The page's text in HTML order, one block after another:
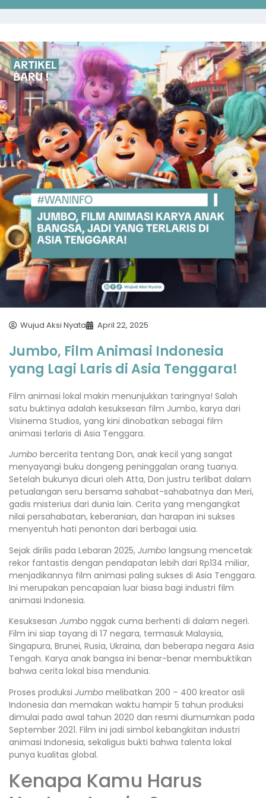
Wujud Aksi Nyata April 22, 2025
Jumbo, Film Animasi Indonesia
yang Lagi Laris di Asia Tenggara!
Film animasi lokal makin menunjukkan taringnya! Salah
satu buktinya adalah kesuksesan film Jumbo, karya dari
Visinema Studios, yang kini dinobatkan sebagai film
animasi terlaris di Asia Tenggara.
Jumbo bercerita tentang Don, anak kecil yang sangat
menyayangi buku dongeng peninggalan orang tuanya.
Setelah bukunya dicuri oleh Atta, Don justru terlibat dalam
petualangan seru bersama sahabat-sahabatnya dan Meri,
gadis misterius dari dunia lain. Cerita yang mengangkat
nilai persahabatan, keberanian, dan harapan ini sukses
menyentuh hati penonton dari berbagai usia.
Sejak dirilis pada Lebaran 2025, Jumbo langsung mencetak
rekor fantastis dengan pendapatan lebih dari Rp134 miliar,
menjadikannya film animasi paling sukses di Asia Tenggara.
Ini merupakan pencapaian luar biasa bagi industri film
animasi Indonesia.
Kesuksesan Jumbo nggak cuma berhenti di dalam negeri.
Film ini siap tayang di 17 negara, termasuk Malaysia,
Singapura, Brunei, Rusia, Ukraina, dan beberapa negara Asia
Tengah. Karya anak bangsa ini benar-benar membuktikan
bahwa cerita lokal bisa mendunia.
Proses produksi Jumbo melibatkan 200 – 400 kreator asli
Indonesia dan memakan waktu hampir 5 tahun produksi
dimulai pada awal tahun 2020 dan resmi diumumkan pada
September 2021. Film ini jadi simbol kebangkitan industri
animasi Indonesia, sekaligus bukti bahwa talenta lokal
punya kualitas global.
Kenapa Kamu Harus